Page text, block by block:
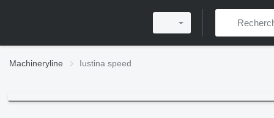
Machineryline Iustina speed